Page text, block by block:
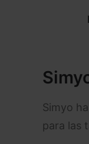
Simyo
para las